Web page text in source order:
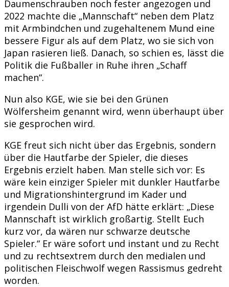
Daumenschrauben noch fester angezogen und
2022 machte die „Mannschaft“ neben dem Platz
mit Armbindchen und zugehaltenem Mund eine
bessere Figur als auf dem Platz, wo sie sich von
Japan rasieren ließ. Danach, so schien es, lässt die
Politik die Fußballer in Ruhe ihren „Schaff
machen“.
Nun also KGE, wie sie bei den Grünen
Wölfersheim genannt wird, wenn überhaupt über
sie gesprochen wird.
KGE freut sich nicht über das Ergebnis, sondern
über die Hautfarbe der Spieler, die dieses
Ergebnis erzielt haben. Man stelle sich vor: Es
wäre kein einziger Spieler mit dunkler Hautfarbe
und Migrationshintergrund im Kader und
irgendein Dulli von der AfD hätte erklärt: „Diese
Mannschaft ist wirklich großartig. Stellt Euch
kurz vor, da wären nur schwarze deutsche
Spieler.“ Er wäre sofort und instant und zu Recht
und zu rechtsextrem durch den medialen und
politischen Fleischwolf wegen Rassismus gedreht
worden.